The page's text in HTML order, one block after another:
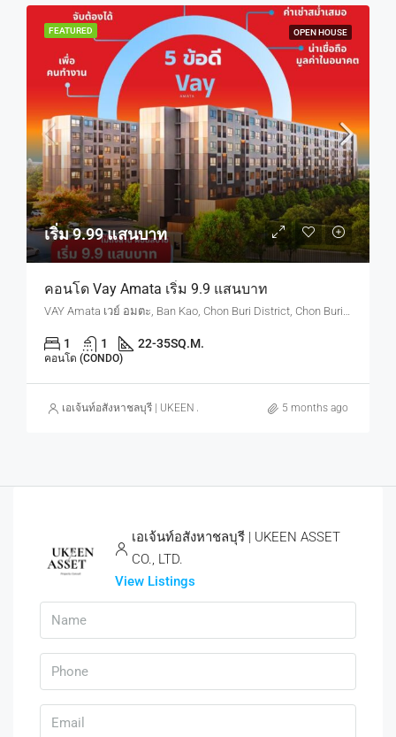
FEATURED OPEN HOUSE
เริ่ม 9.99 แสนบาท
คอนโด Vay Amata เริ่ม 9.9 แสนบาท
VAY Amata เวย์ อมตะ, Ban Kao, Chon Buri District, Chon Buri, Thailand
1 1 22-35SQ.M.
คอนโด (CONDO)
เอเจ้นท์อสังหาชลบุรี | UKEEN ASSET CO., LTD. 5 months ago
เอเจ้นท์อสังหาชลบุรี | UKEEN ASSET
CO., LTD.
View Listings